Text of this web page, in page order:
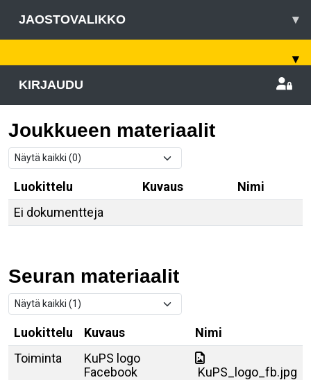
JAOSTOVALIKKO ▾
▾
KIRJAUDU
Joukkueen materiaalit
Luokittelu Kuvaus
Nimi
Ei dokumentteja
Seuran materiaalit
Luokittelu Kuvaus
Nimi
Toiminta
KuPS logo
Facebook
KuPS_logo_fb.jpg